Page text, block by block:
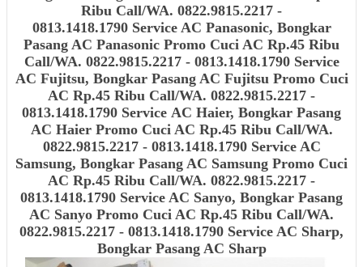
Ribu Call/WA. 0822.9815.2217 -
0813.1418.1790 Service AC Panasonic, Bongkar
Pasang AC Panasonic Promo Cuci AC Rp.45 Ribu
Call/WA. 0822.9815.2217 - 0813.1418.1790 Service
AC Fujitsu, Bongkar Pasang AC Fujitsu Promo Cuci
AC Rp.45 Ribu Call/WA. 0822.9815.2217 -
0813.1418.1790 Service AC Haier, Bongkar Pasang
AC Haier Promo Cuci AC Rp.45 Ribu Call/WA.
0822.9815.2217 - 0813.1418.1790 Service AC
Samsung, Bongkar Pasang AC Samsung Promo Cuci
AC Rp.45 Ribu Call/WA. 0822.9815.2217 -
0813.1418.1790 Service AC Sanyo, Bongkar Pasang
AC Sanyo Promo Cuci AC Rp.45 Ribu Call/WA.
0822.9815.2217 - 0813.1418.1790 Service AC Sharp,
Bongkar Pasang AC Sharp